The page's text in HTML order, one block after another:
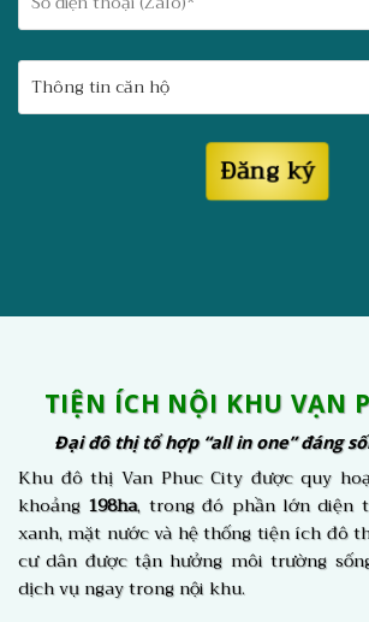
TIỆN ÍCH NỘI KHU VẠN
Đại đô thị tổ hợp “all in one” đáng
Khu đô thị Van Phuc City được quy
khoảng 198ha, trong đó phần lớn diện
xanh, mặt nước và hệ thống tiện ích đô
cư dân được tận hưởng môi trường
dịch vụ ngay trong nội khu.